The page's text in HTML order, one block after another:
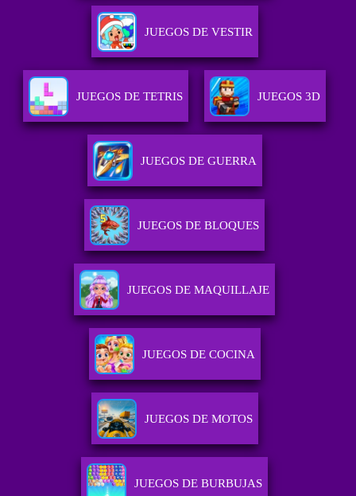
JUEGOS DE VESTIR
JUEGOS DE TETRIS JUEGOS 3D
JUEGOS DE GUERRA
JUEGOS DE BLOQUES
JUEGOS DE MAQUILLAJE
JUEGOS DE COCINA
JUEGOS DE MOTOS
JUEGOS DE BURBUJAS